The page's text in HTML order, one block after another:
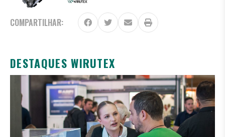
COMPARTILHAR:
DESTAQUES WIRUTEX